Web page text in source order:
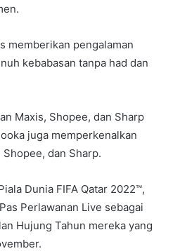
memberikan pengalaman
kebabasan tanpa had dan
Maxis, Shopee, dan Sharp
juga memperkenalkan
dan Sharp.
Dunia FIFA Qatar 2022™,
Perlawanan Live sebagai
Hujung Tahun mereka yang